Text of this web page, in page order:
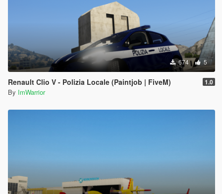
674 5
Renault Clio V - Polizia Locale (Paintjob | FiveM) 1.0
By ImWarrior